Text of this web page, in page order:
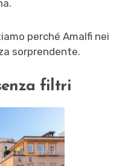
perché Amalfi nei
sorprendente.
filtri